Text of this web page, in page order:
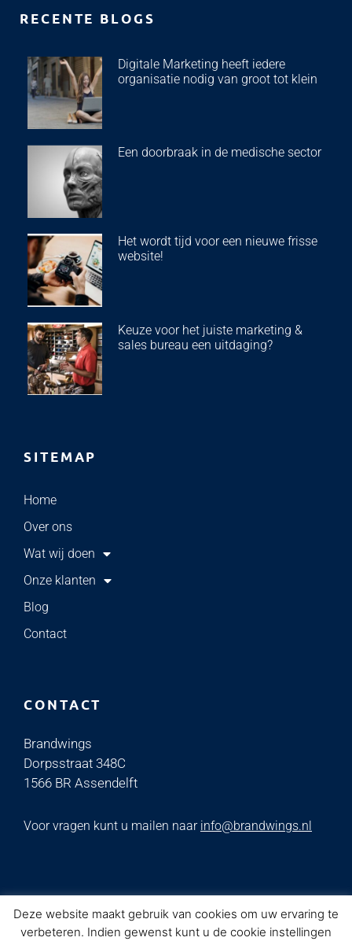
RECENTE BLOGS
Digitale Marketing heeft iedere
organisatie nodig van groot tot klein
Een doorbraak in de medische sector
Het wordt tijd voor een nieuwe frisse
website!
Keuze voor het juiste marketing &
sales bureau een uitdaging?
SITEMAP
Home
Over ons
Wat wij doen
Onze klanten
Blog
Contact
CONTACT
Brandwings
Dorpsstraat 348C
1566 BR Assendelft
Voor vragen kunt u mailen naar info@brandwings.nl
2022 BRANDWINGS |Algemene voorwaarden|
Deze website maakt gebruik van cookies om uw ervaring te
verbeteren. Indien gewenst kunt u de cookie instellingen